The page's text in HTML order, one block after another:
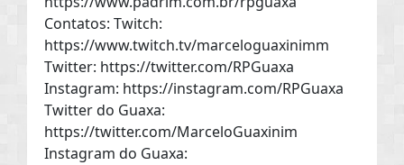
Contatos: Twitch:
https://www.twitch.tv/marceloguaxinimm
Twitter: https://twitter.com/RPGuaxa
Instagram: https://instagram.com/RPGuaxa
Twitter do Guaxa:
https://twitter.com/MarceloGuaxinim
Instagram do Guaxa: